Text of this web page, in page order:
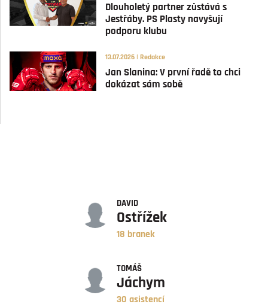
Dlouholetý partner zůstává s
Jestřáby. PS Plasty navyšují
podporu klubu
13.07.2026 | Redakce
Jan Slanina: V první řadě to chci
dokázat sám sobě
DAVID
Ostřížek
18 branek
TOMÁŠ
Jáchym
30 asistencí